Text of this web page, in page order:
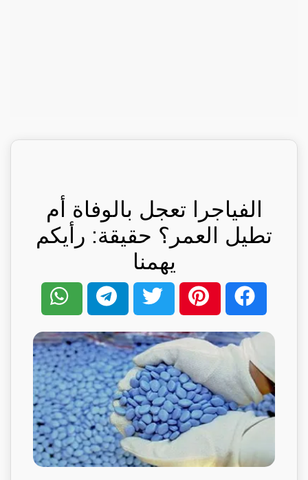
الفياجرا تعجل بالوفاة أم
تطيل العمر؟ حقيقة: رأيكم
يهمنا